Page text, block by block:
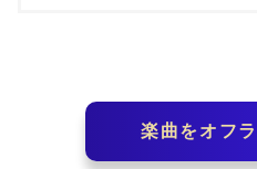
楽曲をオフ